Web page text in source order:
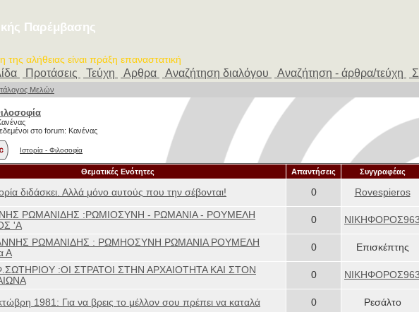
Παρέμβασης
αλήθειας είναι πράξη επαναστατική
Προτάσεις Τεύχη Αρθρα Αναζήτηση διαλόγου Αναζήτηση - άρθρα/τεύχη
Μελών
στο forum: Κανένας
Ιστορία - Φιλοσοφία
Θεματικές Ενότητες Απαντήσεις Συγγραφέας
διδάσκει. Αλλά μόνο αυτούς που την σέβονται! 0 Rovespieros
ΡΩΜΑΝΙΔΗΣ :ΡΩΜΙΟΣΥΝΗ - ΡΩΜΑΝΙΑ - ΡΟΥΜΕΛΗ
'Α
0 ΝΙΚΗΦΟΡΟΣ963
ΡΩΜΑΝΙΔΗΣ : ΡΩΜΗΟΣΥΝΗ ΡΩΜΑΝΙΑ ΡΟΥΜΕΛΗ
Α
0 Επισκέπτης
:ΟΙ ΣΤΡΑΤΟΙ ΣΤΗΝ ΑΡΧΑΙΟΤΗΤΑ ΚΑΙ ΣΤΟΝ
0 ΝΙΚΗΦΟΡΟΣ963
1981: Για να βρεις το μέλλον σου πρέπει να καταλά 0 Ρεσάλτο